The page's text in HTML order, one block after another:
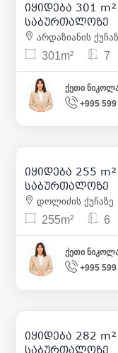
10
იყიდება 301
საბურთალოზე
არდაზიანის
301m² 7
ქეთი
+995
4
იყიდება 255
საბურთალოზე
დოლიძის ქუჩაზე
255m² 6
ქეთი
+995
14
იყიდება 282
საბურთალოზე